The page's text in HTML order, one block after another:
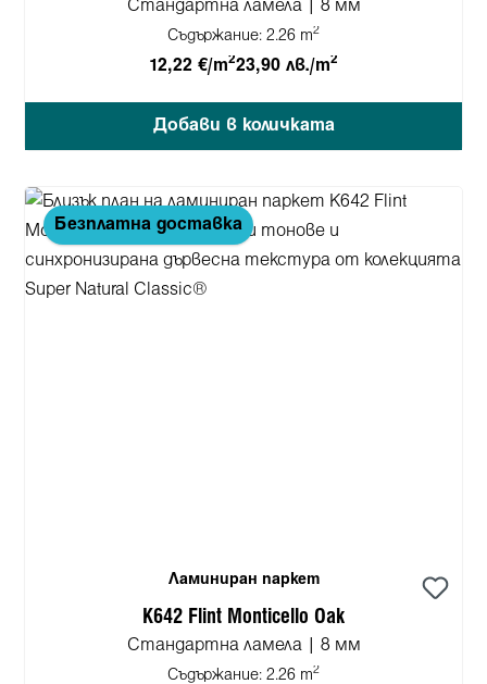
Стандартна ламела | 8 мм
Съдържание: 2.26 m2
12,22 €/m223,90 лв./m2
Добави в количката
Безплатна доставка
Ламиниран паркет
K642 Flint Monticello Oak
Стандартна ламела | 8 мм
Съдържание: 2.26 m2